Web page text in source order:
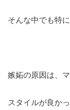
そんな中でも特
嫉妬の原因は、
スタイルが良か